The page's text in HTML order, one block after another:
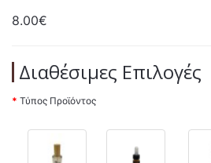
8.00€
Διαθέσιμες Επιλογές
Τύπος Προϊόντος